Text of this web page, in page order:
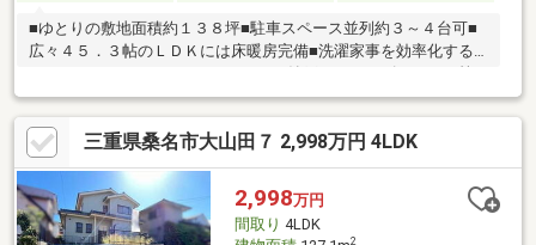
■ゆとりの敷地面積約１３８坪■駐車スペース並列約３～４台可■
広々４５．３帖のＬＤＫには床暖房完備■洗濯家事を効率化する
収納豊富■イオンモール桑名まで徒歩約２分■周辺に商業施設等充
実で便利な立地※敷地内に電柱あり
三重県桑名市大山田７ 2,998万円 4LDK
2,998万円
間取り 4LDK
2